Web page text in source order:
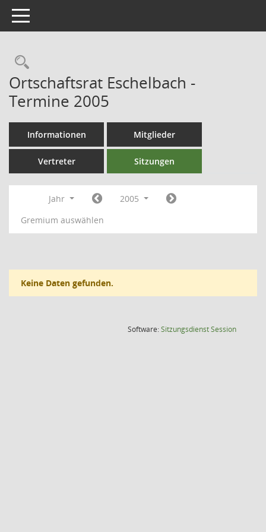
Toggle navigation
Ortschaftsrat Eschelbach -
Termine 2005
Informationen Mitglieder
Vertreter Sitzungen
Jahr
2005
Gremium auswählen
Keine Daten gefunden.
Software:SitzungsdienstSession(Wird in